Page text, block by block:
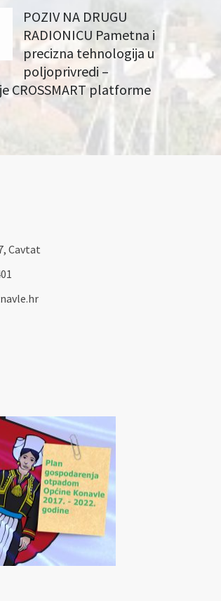
POZIV NA DRUGU
RADIONICU Pametna i
precizna tehnologija u
poljoprivredi –
CROSSMART platforme
Cavtat